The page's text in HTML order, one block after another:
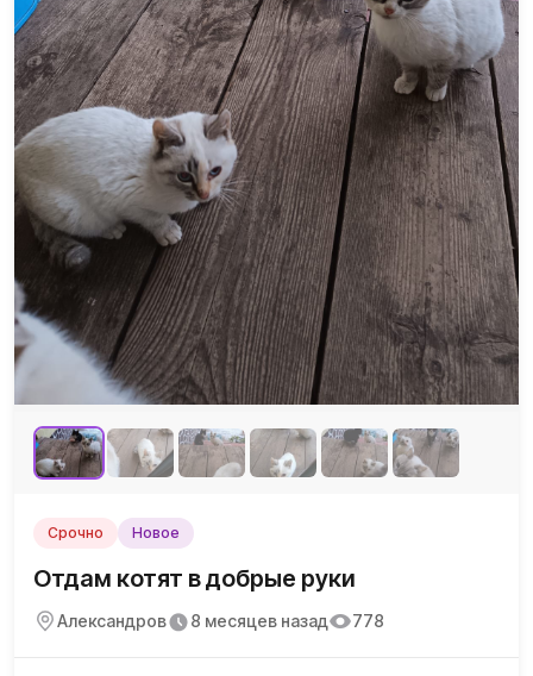
Срочно Новое
Отдам котят в добрые руки
Александров 8 месяцев назад 778